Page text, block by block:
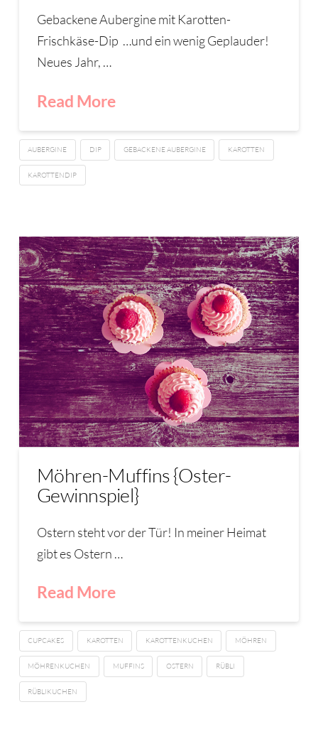
Gebackene Aubergine mit Karotten-
Frischkäse-Dip …und ein wenig Geplauder!
Neues Jahr, …
Read More
AUBERGINE DIP GEBACKENE AUBERGINE KAROTTEN
KAROTTENDIP
Möhren-Muffins {Oster-
Gewinnspiel}
Ostern steht vor der Tür! In meiner Heimat
gibt es Ostern …
Read More
CUPCAKES KAROTTEN KAROTTENKUCHEN MÖHREN
MÖHRENKUCHEN MUFFINS OSTERN RÜBLI
RÜBLIKUCHEN